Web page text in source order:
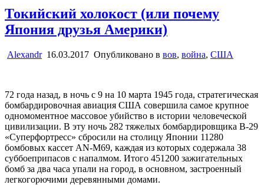
Токийский холокост (или почему
Япония друзья Америки)
Alexandr 16.03.2017 Опубликовано в вов, война, США
72 года назад, в ночь с 9 на 10 марта 1945 года, стратегическая
бомбардировочная авиация США совершила самое крупное
одномоментное массовое убийство в истории человеческой
цивилизации. В эту ночь 282 тяжелых бомбардировщика В-29
«Суперфортресс» сбросили на столицу Японии 11280
бомбовых кассет AN-M69, каждая из которых содержала 38
суббоеприпасов с напалмом. Итого 451200 зажигательных
бомб за два часа упали на город, в основном, застроенный
легкогорючими деревянными домами.